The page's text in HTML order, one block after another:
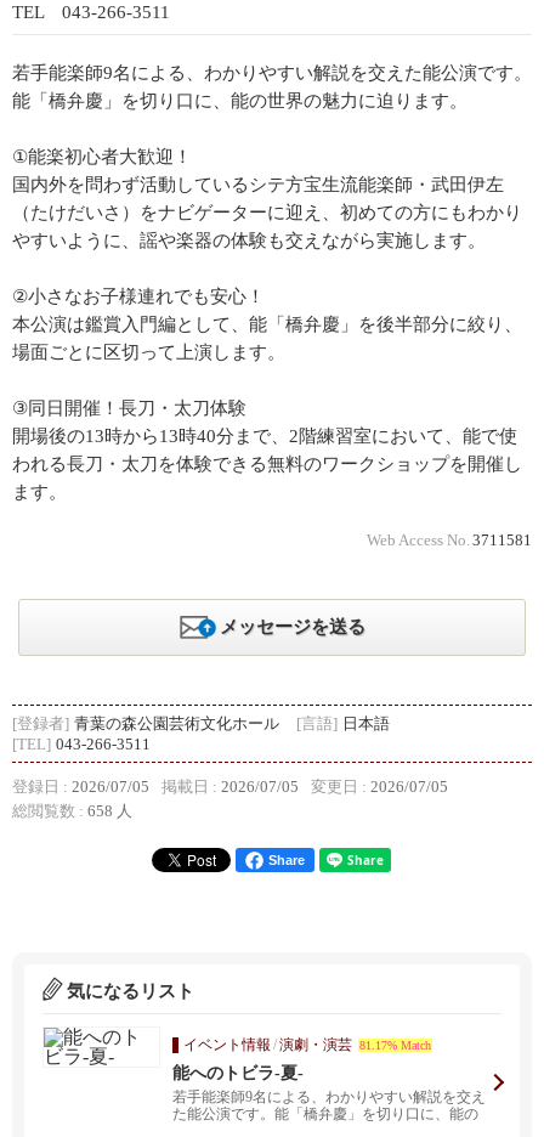
TEL 043-266-3511
若手能楽師9名による、わかりやすい解説を交えた能公演です。
能「橋弁慶」を切り口に、能の世界の魅力に迫ります。
①能楽初心者大歓迎！
国内外を問わず活動しているシテ方宝生流能楽師・武田伊左
（たけだいさ）をナビゲーターに迎え、初めての方にもわかり
やすいように、謡や楽器の体験も交えながら実施します。
②小さなお子様連れでも安心！
本公演は鑑賞入門編として、能「橋弁慶」を後半部分に絞り、
場面ごとに区切って上演します。
③同日開催！長刀・太刀体験
開場後の13時から13時40分まで、2階練習室において、能で使
われる長刀・太刀を体験できる無料のワークショップを開催し
ます。
Web Access No. 3711581
メッセージを送る
[登録者] 青葉の森公園芸術文化ホール [言語] 日本語
[TEL] 043-266-3511
登録日 : 2026/07/05 掲載日 : 2026/07/05 変更日 : 2026/07/05
総閲覧数 : 658 人
Share
気になるリスト
イベント情報 /演劇・演芸 81.17% Match
能へのトビラ-夏-
若手能楽師9名による、わかりやすい解説を交え
た能公演です。能「橋弁慶」を切り口に、能の